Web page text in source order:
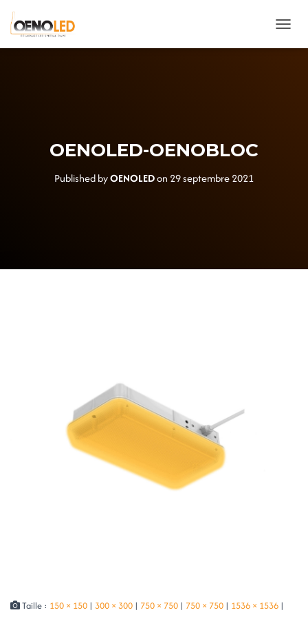
OENOLED-OENOBLOC
Published byOENOLEDon 29 septembre 2021
Taille : 150 × 150 | 300 × 300 | 750 × 750 | 750 × 750 | 1536 × 1536 |